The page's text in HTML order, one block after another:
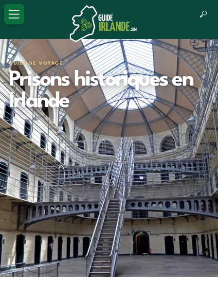
GUIDE DE VOYAGE
Prisons historiques en
Irlande